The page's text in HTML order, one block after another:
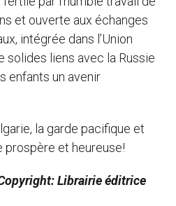
et ouverte aux échanges
intégrée dans l’Union
solides liens avec la Russie
enfants un avenir
la garde pacifique et
prospère et heureuse!
Librairie éditrice